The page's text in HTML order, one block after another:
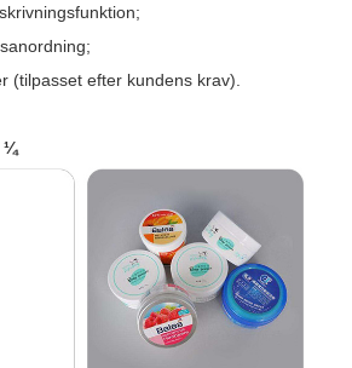
(tilpasset efter kundens krav).
¼